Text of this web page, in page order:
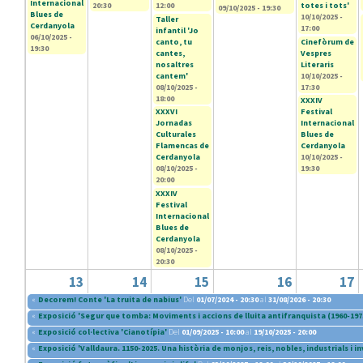
Internacional
Blues de
Cerdanyola
06/10/2025 -
19:30
20:30
12:00
Taller
infantil 'Jo
canto, tu
cantes,
nosaltres
cantem'
08/10/2025 -
18:00
XXXVI
Jornadas
Culturales
Flamencas de
Cerdanyola
08/10/2025 -
20:00
XXXIV
Festival
Internacional
Blues de
Cerdanyola
08/10/2025 -
20:30
09/10/2025 - 19:30
totes i tots'
10/10/2025 -
17:00
Cinefòrum de
Vespres
Literaris
10/10/2025 -
17:30
XXXIV
Festival
Internacional
Blues de
Cerdanyola
10/10/2025 -
19:30
13 14 15 16 17
« Decorem! Conte 'La truita de nabius' Del 01/07/2024 - 20:30al 31/08/2026 - 20:30
« Exposició 'Segur que tomba: Moviments i accions de lluita antifranquista (1960-
« Exposició col·lectiva 'Cianotípia' Del 01/09/2025 - 10:00al 19/10/2025 - 20:00
« Exposició 'Valldaura. 1150-2025. Una història de monjos, reis, nobles, industrials i